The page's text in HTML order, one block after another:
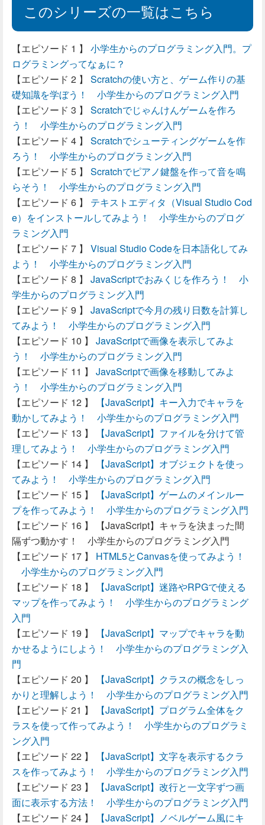
このシリーズの一覧はこちら
小学生からのプログラミング入門。プ
ログラミングってなぁに？
Scratchの使い方と、ゲーム作りの基
礎知識を学ぼう！ 小学生からのプログラミング入門
Scratchでじゃんけんゲームを作ろ
う！ 小学生からのプログラミング入門
Scratchでシューティングゲームを作
ろう！ 小学生からのプログラミング入門
Scratchでピアノ鍵盤を作って音を鳴
らそう！ 小学生からのプログラミング入門
テキストエディタ（Visual Studio Cod
e）をインストールしてみよう！ 小学生からのプログ
ラミング入門
Visual Studio Codeを日本語化してみ
よう！ 小学生からのプログラミング入門
JavaScriptでおみくじを作ろう！ 小
学生からのプログラミング入門
JavaScriptで今月の残り日数を計算し
てみよう！ 小学生からのプログラミング入門
JavaScriptで画像を表示してみよ
う！ 小学生からのプログラミング入門
JavaScriptで画像を移動してみよ
う！ 小学生からのプログラミング入門
【JavaScript】キー入力でキャラを
動かしてみよう！ 小学生からのプログラミング入門
【JavaScript】ファイルを分けて管
理してみよう！ 小学生からのプログラミング入門
【JavaScript】オブジェクトを使っ
てみよう！ 小学生からのプログラミング入門
【JavaScript】ゲームのメインルー
プを作ってみよう！ 小学生からのプログラミング入門
【JavaScript】キャラを決まった間
隔ずつ動かす！ 小学生からのプログラミング入門
HTML5とCanvasを使ってみよう！
小学生からのプログラミング入門
【JavaScript】迷路やRPGで使える
マップを作ってみよう！ 小学生からのプログラミング
入門
【JavaScript】マップでキャラを動
かせるようにしよう！ 小学生からのプログラミング入
門
【JavaScript】クラスの概念をしっ
かりと理解しよう！ 小学生からのプログラミング入門
【JavaScript】プログラム全体をク
ラスを使って作ってみよう！ 小学生からのプログラミ
ング入門
【JavaScript】文字を表示するクラ
スを作ってみよう！ 小学生からのプログラミング入門
【JavaScript】改行と一文字ずつ画
面に表示する方法！ 小学生からのプログラミング入門
【JavaScript】ノベルゲーム風にキ